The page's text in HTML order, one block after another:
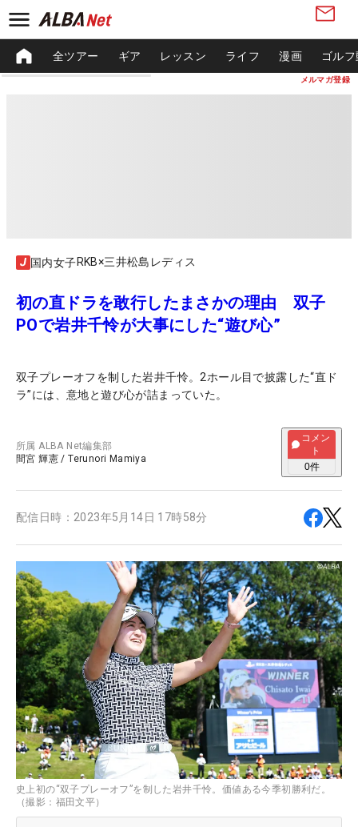
メルマガ登録
全ツアー ギア レッスン ライフ 漫画 ゴル
国内女子RKB×三井松島レディス
初の直ドラを敢行したまさかの理由 双子
POで岩井千怜が大事にした“遊び心”
双子プレーオフを制した岩井千怜。2ホール目で披露した“直ド
ラ”には、意地と遊び心が詰まっていた。
所属ALBA Net編集部
間宮 輝憲 /Terunori Mamiya
コメン
ト
0件
配信日時： 2023年5月14日 17時58分
史上初の“双子プレーオフ”を制した岩井千怜。価値ある今季初勝利だ。
（撮影：福田文平）